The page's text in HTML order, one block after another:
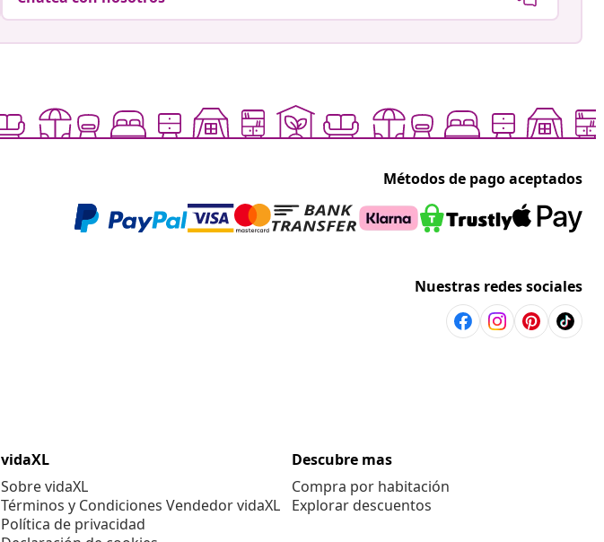
Métodos de pago aceptados
Nuestras redes sociales
vidaXL
Sobre vidaXL
Términos y Condiciones Vendedor vidaXL
Política de privacidad
Descubre mas
Compra por habitación
Explorar descuentos